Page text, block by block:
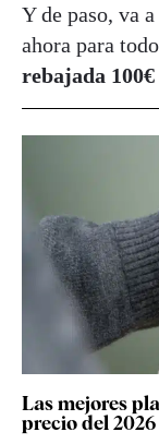
Y de paso, va
ahora para
rebajada
Las mejores
precio del 2026